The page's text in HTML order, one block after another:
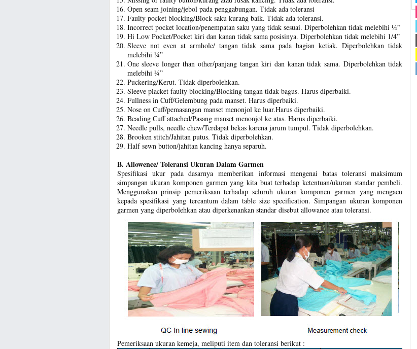
Open seam joining/jebol pada penggabungan. Tidak ada toleransi
Faulty pocket blocking/Block saku kurang baik. Tidak ada toleransi.
Incorrect pocket location/penempatan saku yang tidak sesuai. Diperbolehkan tidak melebihi ¼”
Hi Low Pocket/Pocket kiri dan kanan tidak sama posisinya. Diperbolehkan tidak melebihi 1/4”
Sleeve not even at armhole/ tangan tidak sama pada bagian ketiak. Diperbolehkan tidak
melebihi ¼”
One sleeve longer than other/panjang tangan kiri dan kanan tidak sama. Diperbolehkan tidak
melebihi ¼”
Puckering/Kerut. Tidak diperbolehkan.
Sleeve placket faulty blocking/Blocking tangan tidak bagus. Harus diperbaiki.
Fullness in Cuff/Gelembung pada manset. Harus diperbaiki.
Nose on Cuff/pemasangan manset menonjol ke luar.Harus diperbaiki.
Beading Cuff attached/Pasang manset menonjol ke atas. Harus diperbaiki.
Needle pulls, needle chew/Terdapat bekas karena jarum tumpul. Tidak diperbolehkan.
Brooken stitch/Jahitan putus. Tidak diperbolehkan.
Half sewn button/jahitan kancing hanya separuh.
B. Allowence/ Toleransi Ukuran Dalam Garmen
Spesifikasi ukur pada dasarnya memberikan informasi mengenai batas toleransi maksimum
simpangan ukuran komponen garmen yang kita buat terhadap ketentuan/ukuran standar pembeli.
Menggunakan prinsip pemeriksaan terhadap seluruh ukuran komponen garmen yang mengacu
kepada spesifikasi yang tercantum dalam table size specification. Simpangan ukuran komponen
garmen yang diperbolehkan atau diperkenankan standar disebut allowance atau toleransi.
Pemeriksaan ukuran kemeja, meliputi item dan toleransi berikut :